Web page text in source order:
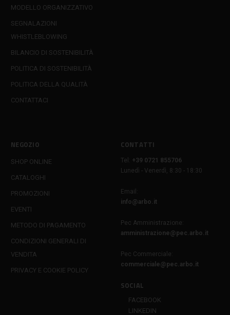
MODELLO ORGANIZZATIVO
SEGNALAZIONI
WHISTLEBLOWING
BILANCIO DI SOSTENIBILITÀ
POLITICA DI SOSTENIBILITÀ
POLITICA DELLA QUALITÀ
CONTATTACI
NEGOZIO
SHOP ONLINE
CATALOGHI
PROMOZIONI
EVENTI
METODO DI PAGAMENTO
CONDIZIONI GENERALI DI
VENDITA
PRIVACY E COOKIE POLICY
CONTATTI
Tel:
+39 0721 855706
Lunedì - Venerdì, 8:30 - 18:30
Email:
info@arbo.it
Pec Amministrazione:
amministrazione@pec.arbo.it
Pec Commerciale:
commerciale@pec.arbo.it
SOCIAL
FACEBOOK
LINKEDIN